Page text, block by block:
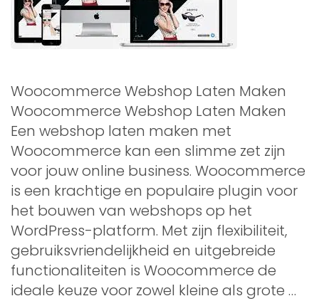
Woocommerce Webshop Laten Maken
Woocommerce Webshop Laten Maken
Een webshop laten maken met
Woocommerce kan een slimme zet zijn
voor jouw online business. Woocommerce
is een krachtige en populaire plugin voor
het bouwen van webshops op het
WordPress-platform. Met zijn flexibiliteit,
gebruiksvriendelijkheid en uitgebreide
functionaliteiten is Woocommerce de
ideale keuze voor zowel kleine als grote …